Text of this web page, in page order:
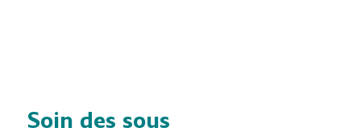
Soin des sous